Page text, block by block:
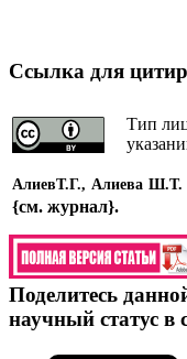
Ссылка для
Тип
АлиевТ.Г., Алиева
{см. журнал}.
Поделитесь
научный статус в